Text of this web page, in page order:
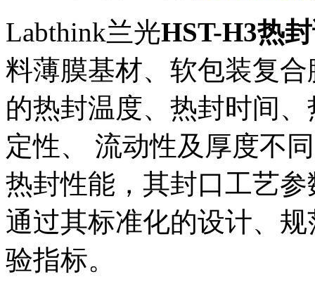
Labthink兰光HST-H3热
料薄膜基材、软包装复
的热封温度、热封时间
定性、 流动性及厚度不
热封性能，其封口工艺
通过其标准化的设计、
验指标。